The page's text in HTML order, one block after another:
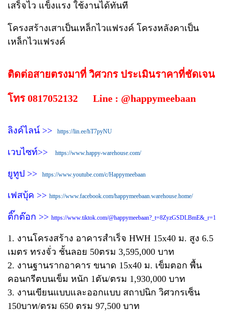
เสร็จไว แข็งแรง ใช้งานได้ทันที
โครงสร้างเสาเป็นเหล็กไวแฟรงค์ โครงหลังคาเป็น
เหล็กไวแฟรงค์
ติดต่อสายตรงมาที่ วิศวกร ประเมินราคาที่ชัดเจน
โทร 0817052132 Line : @happymeebaan
ลิงค์ไลน์ >> https://lin.ee/hT7pyNU
เวบไซท์>> https://www.happy-warehouse.com/
ยูทูป >> https://www.youtube.com/c/Happymeebaan
เฟสบุ้ค >> https://www.facebook.com/happymeebaan.warehouse.home/
ติ๊กต๊อก >> https://www.tiktok.com/@happymeebaan?_t=8ZyzGSDLBmE&_r=1
1. งานโครงสร้าง อาคารสำเร็จ HWH 15x40 ม. สูง 6.5
เมตร ทรงจั่ว ชั้นลอย 50ตรม 3,595,000 บาท
2. งานฐานรากอาคาร ขนาด 15x40 ม. เข็มตอก พื้น
คอนกรีตบนเข็ม หนัก 1ตัน/ตรม 1,930,000 บาท
3. งานเขียนแบบและออกแบบ สถาปนิก วิศวกรเซ็น
150บาท/ตรม 650 ตรม 97,500 บาท